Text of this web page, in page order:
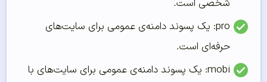
شخصی است.
pro: یک پسوند دامنه‌ی عمومی برای سایت‌های
حرفه‌ای است.
mobi: یک پسوند دامنه‌ی عمومی برای سایت‌های با